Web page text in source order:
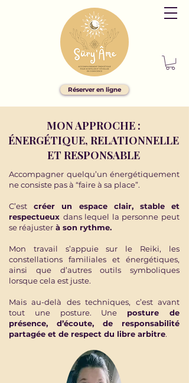
Réserver en ligne
MON APPROCHE :
ÉNERGÉTIQUE, RELATIONNELLE
ET RESPONSABLE
Accompagner quelqu’un énergétiquement
ne consiste pas à “faire à sa place”.
C’est créer un espace clair, stable et
respectueux dans lequel la personne peut
se réajuster à son rythme.
Mon travail s’appuie sur le Reiki, les
constellations familiales et énergétiques,
ainsi que d’autres outils symboliques
lorsque cela est juste.
Mais au-delà des techniques, c’est avant
tout une posture. Une posture de
présence, d’écoute, de responsabilité
partagée et de respect du libre arbitre.